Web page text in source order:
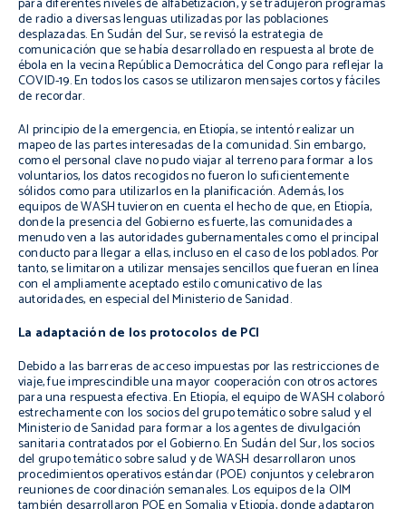
de radio a diversas lenguas utilizadas por las poblaciones
desplazadas. En Sudán del Sur, se revisó la estrategia de
comunicación que se había desarrollado en respuesta al brote de
ébola en la vecina República Democrática del Congo para reflejar la
COVID-19. En todos los casos se utilizaron mensajes cortos y fáciles
de recordar.
Al principio de la emergencia, en Etiopía, se intentó realizar un
mapeo de las partes interesadas de la comunidad. Sin embargo,
como el personal clave no pudo viajar al terreno para formar a los
voluntarios, los datos recogidos no fueron lo suficientemente
sólidos como para utilizarlos en la planificación. Además, los
equipos de WASH tuvieron en cuenta el hecho de que, en Etiopía,
donde la presencia del Gobierno es fuerte, las comunidades a
menudo ven a las autoridades gubernamentales como el principal
conducto para llegar a ellas, incluso en el caso de los poblados. Por
tanto, se limitaron a utilizar mensajes sencillos que fueran en línea
con el ampliamente aceptado estilo comunicativo de las
autoridades, en especial del Ministerio de Sanidad.
La adaptación de los protocolos de PCI
Debido a las barreras de acceso impuestas por las restricciones de
viaje, fue imprescindible una mayor cooperación con otros actores
para una respuesta efectiva. En Etiopía, el equipo de WASH colaboró
estrechamente con los socios del grupo temático sobre salud y el
Ministerio de Sanidad para formar a los agentes de divulgación
sanitaria contratados por el Gobierno. En Sudán del Sur, los socios
del grupo temático sobre salud y de WASH desarrollaron unos
procedimientos operativos estándar (POE) conjuntos y celebraron
reuniones de coordinación semanales. Los equipos de la OIM